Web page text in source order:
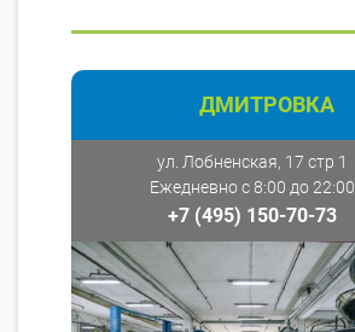
ДМИТРОВКА
ул. Лобненская, 17 стр 1
Ежедневно с 8:00 до 22:00
+7 (495) 150-70-73